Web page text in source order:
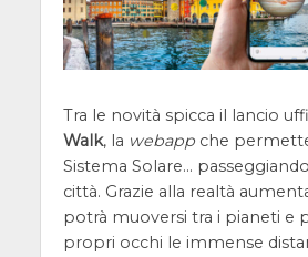
Tra le novità spicca il lancio
Walk, la webappche
Sistema Solare…
città. Grazie alla realtà
potrà muoversi tra i pianeti e
propri occhi le immense